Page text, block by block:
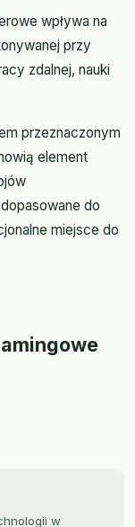
wpływa na
przy
zdalnej, nauki
przeznaczonym
element
do
miejsce do
w